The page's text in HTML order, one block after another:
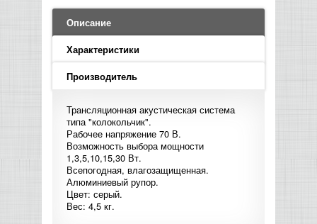
УСИЛИТЕЛИ
МИКШЕРЫ ЦИФРОВЫЕ
САБВУФЕРЫ ПАССИВНЫЕ
СЦЕНИЧЕСКИЕ МОНИТОРЫ
CD|DVD|FLASH|USB ПЛЕЕРЫ,
РЕКОРДЕРЫ
LED PAR
БАСОВЫЕ УСИЛИТЕЛИ И КАБИНЕТЫ
ГИТАРНЫЕ ПРИНАДЛЕЖНОСТИ
КЛАВИШНЫЕ КОМБО
СТОЙКИ ДЛЯ КЛАВИШНЫХ
ПРЕАМПЫ И МИКРОФОННЫЕ
ПРОЦЕССОРЫ
ФЛЕЙТЫ
ПРОИГРЫВАТЕЛИ ВИНИЛА
ВИДЕО РЕКОРДЕРЫ
ВИДЕО КОНВЕРТЕРЫ
АКУСТИЧЕСКИЕ
ГРОМКОГОВОРИТЕЛИ
АНОНСЫ НОВИНОК
ИНФОРМАЦИЯ
О МАГАЗИНЕ
КАК КУПИТЬ
ДОСТАВКА
Описание
Характеристики
Производитель
Трансляционная акустическая система
типа "колокольчик".
Рабочее напряжение 70 В.
Возможность выбора мощности
1,3,5,10,15,30 Вт.
Всепогодная, влагозащищенная.
Алюминиевый рупор.
Цвет: серый.
Вес: 4,5 кг.